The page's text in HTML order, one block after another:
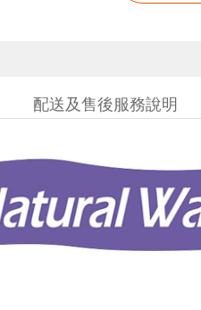
配送及售後服務說明